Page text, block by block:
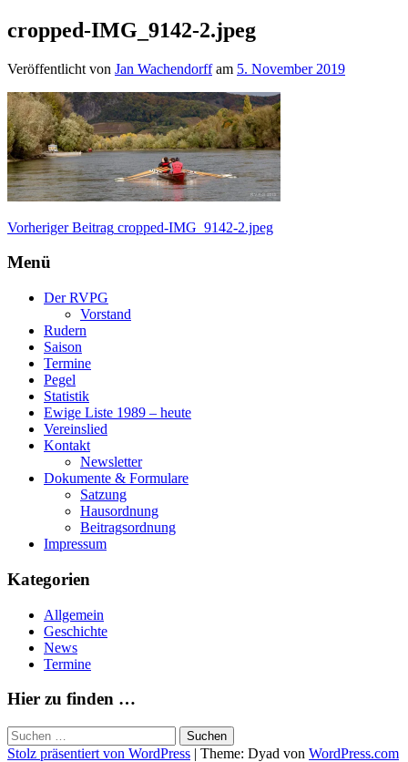
cropped-IMG_9142-2.jpeg
Veröffentlicht von Jan Wachendorffam 5. November 2019
Beitragsnavigation
Vorheriger Beitrag cropped-IMG_9142-2.jpeg
Menü
Der RVPG
Vorstand
Rudern
Saison
Termine
Pegel
Statistik
Ewige Liste 1989 – heute
Vereinslied
Kontakt
Newsletter
Dokumente & Formulare
Satzung
Hausordnung
Beitragsordnung
Impressum
Kategorien
Allgemein
Geschichte
News
Termine
Hier zu finden …
Suchen
nach:
Stolz präsentiert von WordPress | Theme: Dyad von WordPress.com